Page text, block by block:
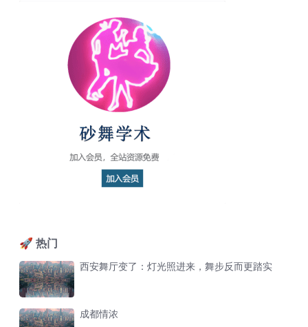
🚀 热门
西安舞厅变了：灯光照进来，舞步反而更踏实
成都情浓